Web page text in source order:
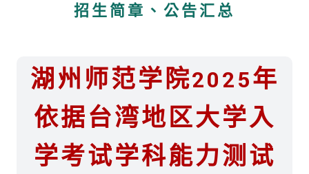
招生简章、公告汇总
湖州师范学院2025年
依据台湾地区大学入
学考试学科能力测试